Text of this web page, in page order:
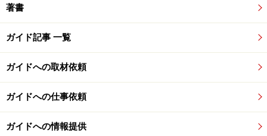
著書
ガイド記事 一覧
ガイドへの取材依頼
ガイドへの仕事依頼
ガイドへの情報提供